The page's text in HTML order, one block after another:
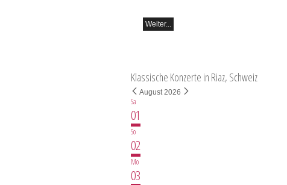
Weiter...
Klassische Konzerte in Riaz, Schweiz
August 2026
Sa
01
So
02
Mo
03